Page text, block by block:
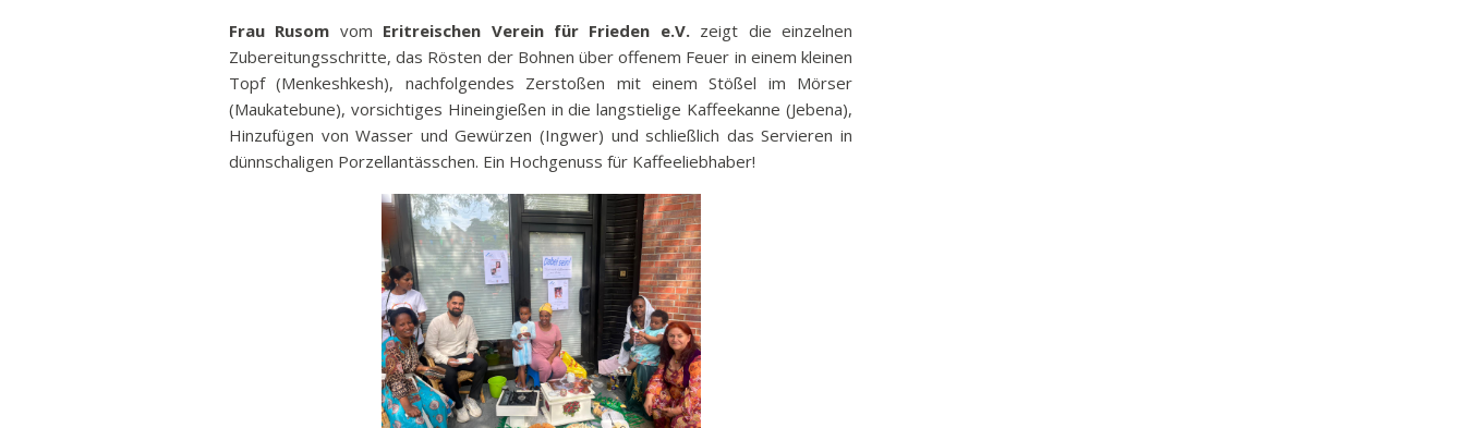
Frau Rusom vom Eritreischen Verein für Frieden e.V. zeigt die einzelnen
Zubereitungsschritte, das Rösten der Bohnen über offenem Feuer in einem kleinen
Topf (Menkeshkesh), nachfolgendes Zerstoßen mit einem Stößel im Mörser
(Maukatebune), vorsichtiges Hineingießen in die langstielige Kaffeekanne (Jebena),
Hinzufügen von Wasser und Gewürzen (Ingwer) und schließlich das Servieren in
dünnschaligen Porzellantässchen. Ein Hochgenuss für Kaffeeliebhaber!